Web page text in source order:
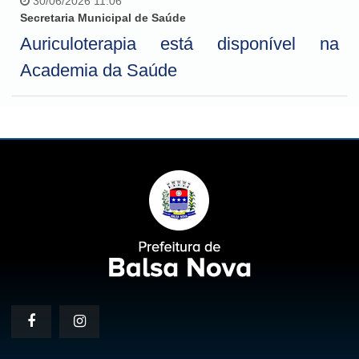
Secretaria Municipal de Saúde
Auriculoterapia está disponível na
Academia da Saúde